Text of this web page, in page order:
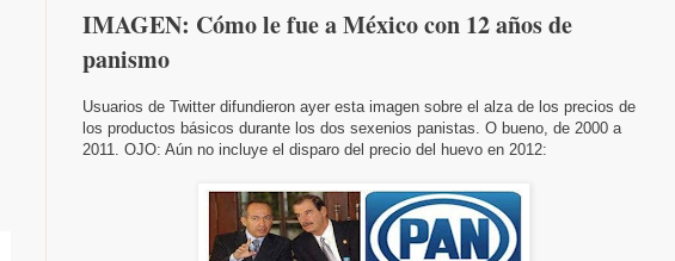
IMAGEN: Cómo le fue a México con 12 años de
panismo
Usuarios de Twitter difundieron ayer esta imagen sobre el alza de los precios de
los productos básicos durante los dos sexenios panistas. O bueno, de 2000 a
2011. OJO: Aún no incluye el disparo del precio del huevo en 2012: